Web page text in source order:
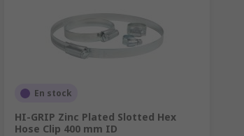
En stock
HI-GRIP Zinc Plated Slotted Hex
Hose Clip 400 mm ID